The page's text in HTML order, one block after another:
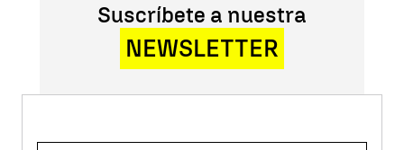
Suscríbete a nuestra
NEWSLETTER